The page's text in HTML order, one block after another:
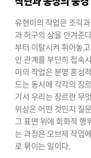
유현미의 작업은 조각
과 허구의 상을 안겨준
부터 이탈시켜 휘어놓
인 관계를 부단히 접속
미의 작업은 분명 혼성
드는 동시에 각각의 장
기서 우리는 장르란 무
위상은 어떤 것인지 질
그 표면 위에 회화적 행
는 과정은 오브제 작업
로 묶이는 일이다.